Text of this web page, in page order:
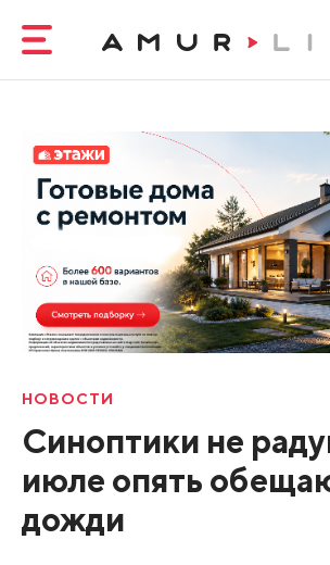
НОВОСТИ
Синоптики не
июле опять
дожди